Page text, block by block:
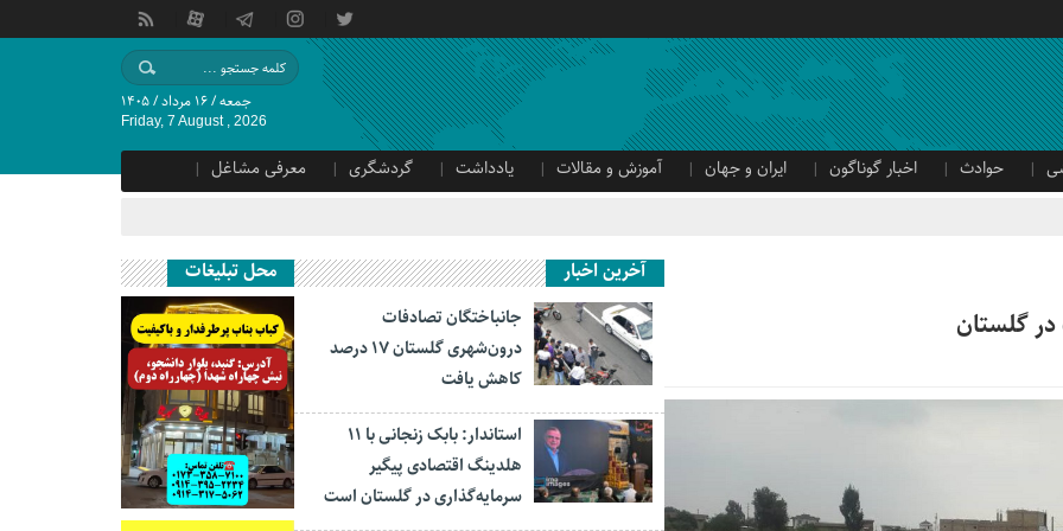
جمعه / ۱۶ مرداد / ۱۴۰۵
Friday, 7 August , 2026
حوادث اخبار گوناگون ایران و جهان آموزش و مقالات یادداشت گردشگری
معرفی مشاغل
در گلستان
آخرین اخبار
جانباختگان تصادفات
درون‌شهری گلستان ۱۷ درصد
کاهش یافت
استاندار: بابک زنجانی با ۱۱
هلدینگ اقتصادی پیگیر
سرمایه‌گذاری در گلستان است
محل تبلیغات